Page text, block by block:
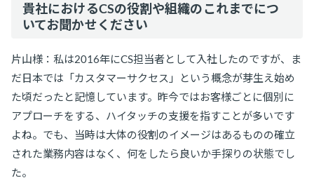
貴社におけるCSの役割や組織のこれまでにつ
いてお聞かせください
片山様：私は2016年にCS担当者として入社したのですが、ま
だ日本では「カスタマーサクセス」という概念が芽生え始め
た頃だったと記憶しています。昨今ではお客様ごとに個別に
アプローチをする、ハイタッチの支援を指すことが多いです
よね。でも、当時は大体の役割のイメージはあるものの確立
された業務内容はなく、何をしたら良いか手探りの状態でし
た。